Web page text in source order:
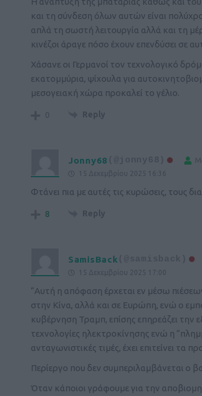
και τη σύνδεση όλων αυτών είναι
απλά τη σωστή λειτουργία αλλά και τη
κινέζοι άραγε πόσο έχουν επενδύσει σε
Χάσανε οι Γερμανοί τον τεχνολογικό
εκατομμύρια, ψίχουλα για
μεσογειακή χώρα προκαλεί το γέλιο.
0 Reply
Jonny68
15 Δεκεμβρίου 2025 16:36
Φτάνει πια με αυτές τις κυρώσεις, τους
8 Reply
SamisBack
15 Δεκεμβρίου 2025 17:00
“Αυτή η απόφαση έρχεται εν μέσω
στην Κίνα, αλλά και σε Ευρώπη, ενώ ο
κυβέρνηση Τραμπ, επίσης επηρεάζει την
τεχνολογίες ηλεκτροκίνησης ενώ η
ανταγωνιστικές τιμές, έχει επιτείνει τα
Περίεργο που δεν συμπεριλαμβάνεται ο
Όταν κάποιοι γράφουμε για την